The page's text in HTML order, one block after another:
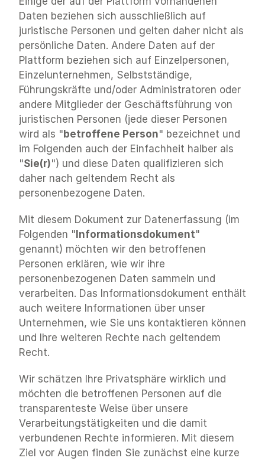
Daten beziehen sich ausschließlich auf
juristische Personen und gelten daher nicht als
persönliche Daten. Andere Daten auf der
Plattform beziehen sich auf Einzelpersonen,
Einzelunternehmen, Selbstständige,
Führungskräfte und/oder Administratoren oder
andere Mitglieder der Geschäftsführung von
juristischen Personen (jede dieser Personen
wird als " betroffene Person" bezeichnet und
im Folgenden auch der Einfachheit halber als
"Sie(r)") und diese Daten qualifizieren sich
daher nach geltendem Recht als
personenbezogene Daten.
Mit diesem Dokument zur Datenerfassung (im
Folgenden " Informationsdokument"
genannt) möchten wir den betroffenen
Personen erklären, wie wir ihre
personenbezogenen Daten sammeln und
verarbeiten. Das Informationsdokument enthält
auch weitere Informationen über unser
Unternehmen, wie Sie uns kontaktieren können
und Ihre weiteren Rechte nach geltendem
Recht.
Wir schätzen Ihre Privatsphäre wirklich und
möchten die betroffenen Personen auf die
transparenteste Weise über unsere
Verarbeitungstätigkeiten und die damit
verbundenen Rechte informieren. Mit diesem
Ziel vor Augen finden Sie zunächst eine kurze